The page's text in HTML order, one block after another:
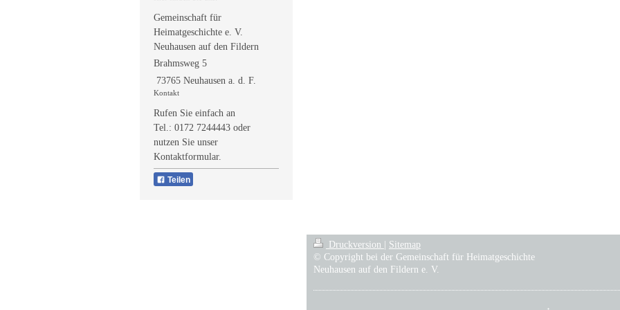
Gemeinschaft für
Heimatgeschichte e. V.
Neuhausen auf den Fildern
Brahmsweg 5
73765 Neuhausen a. d. F.
Kontakt
Rufen Sie einfach an
Tel.: 0172 7244443 oder
nutzen Sie unser
Kontaktformular.
Teilen
Druckversion
Sitemap
© Copyright bei der Gemeinschaft für Heimatgeschichte
Neuhausen auf den Fildern e. V.